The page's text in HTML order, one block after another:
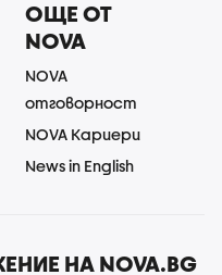
ОЩЕ ОТ
NOVA
NOVA
отговорност
NOVA Кариери
News in English
НА NOVA.BG